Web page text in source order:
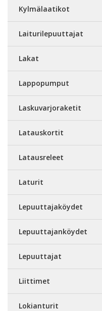
Kylmälaatikot
Laiturilepuuttajat
Lakat
Lappopumput
Laskuvarjoraketit
Latauskortit
Latausreleet
Laturit
Lepuuttajaköydet
Lepuuttajanköydet
Lepuuttajat
Liittimet
Lokianturit